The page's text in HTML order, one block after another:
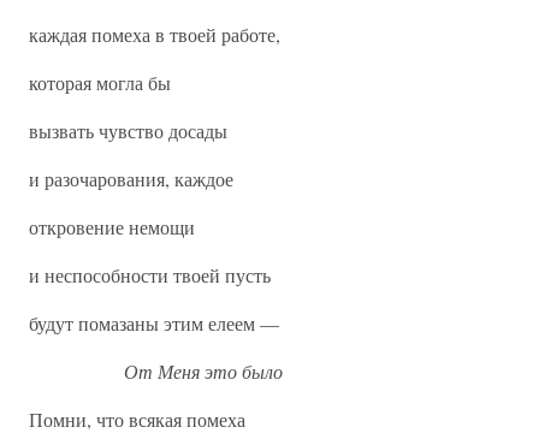
каждая помеха в твоей работе,
которая могла бы
вызвать чувство досады
и разочарования, каждое
откровение немощи
и неспособности твоей пусть
будут помазаны этим елеем —
От Меня это было
Помни, что всякая помеха